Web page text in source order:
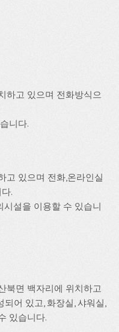
하고 있으며 전화방식으
니다.
고 있으며 전화,온라인실
.
시설을 이용할 수 있습니
북면 백자리에 위치하고
어 있고, 화장실, 샤워실,
있습니다.